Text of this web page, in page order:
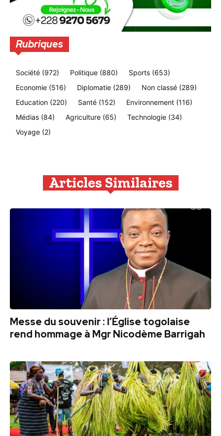
Rubriques
Société (972) Politique (880) Sports (653)
Economie (516) Diplomatie (289) Non classé (289)
Education (220) Santé (152) Environnement (116)
Médias (84) Agriculture (65) Technologie (34)
Voyage (2)
Articles Similaires
Messe du souvenir : l’Église togolaise
rend hommage à Mgr Nicodème Barrigah